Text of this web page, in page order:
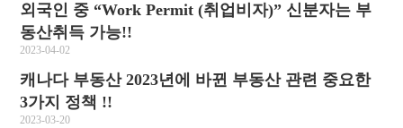
외국인 중 “Work Permit (취업비자)” 신분자는 부
동산취득 가능!!
2023-04-02
캐나다 부동산 2023년에 바뀐 부동산 관련 중요한
3가지 정책 !!
2023-03-20